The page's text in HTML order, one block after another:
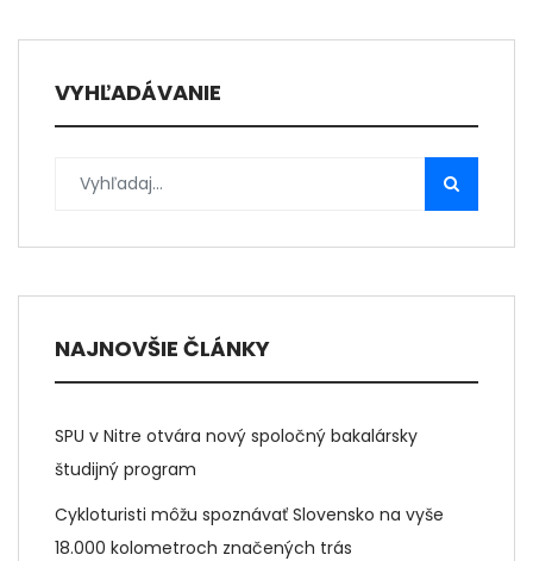
VYHĽADÁVANIE
NAJNOVŠIE ČLÁNKY
SPU v Nitre otvára nový spoločný bakalársky
študijný program
Cykloturisti môžu spoznávať Slovensko na vyše
18.000 kolometroch značených trás